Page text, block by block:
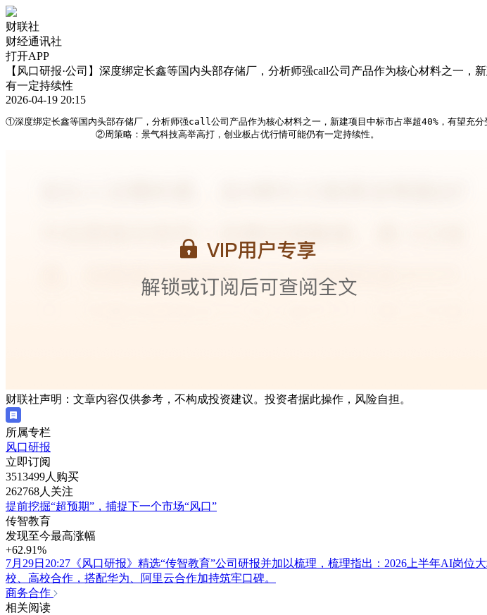
财联社
财经通讯社
打开APP
【风口研报·公司】深度绑定长鑫等国内头部存储厂，分析师强call公司产品作为核心材料之一
有一定持续性
2026-04-19 20:15
①深度绑定长鑫等国内头部存储厂，分析师强call公司产品作为核心材料之一，新建项目中标市占率超40%，有望充分
                ②周策略：景气科技高举高打，创业板占优行情可能仍有一定持续性。
财联社声明：文章内容仅供参考，不构成投资建议。投资者据此操作，风险自担。
所属专栏
风口研报
立即订阅
3513499人购买
262768人关注
提前挖掘“超预期”，捕捉下一个市场“风口”
传智教育
发现至今最高涨幅
+62.91%
7月29日20:27《风口研报》精选“传智教育”公司研报并加以梳理，梳理指出：2026上半年AI岗
校、高校合作，搭配华为、阿里云合作加持筑牢口碑。
商务合作
相关阅读